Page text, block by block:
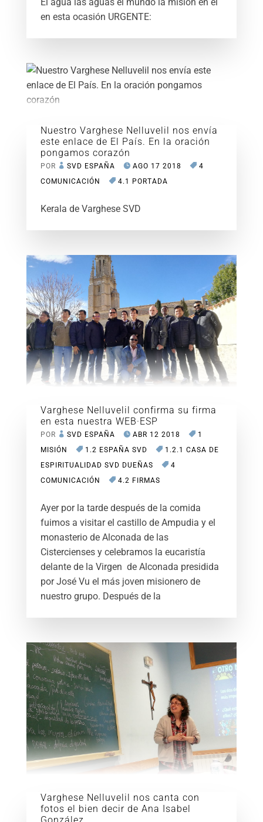
en esta ocasión URGENTE:
Nuestro Varghese Nelluvelil nos envía
este enlace de El País. En la oración
pongamos corazón
POR SVD ESPAÑA AGO 17 2018
4
COMUNICACIÓN
4.1 PORTADA
Kerala de Varghese SVD
Varghese Nelluvelil confirma su firma
en esta nuestra WEB·ESP
POR SVD ESPAÑA ABR 12 2018
1
MISIÓN
1.2 ESPAÑA SVD
1.2.1 CASA DE
ESPIRITUALIDAD SVD DUEÑAS
4
COMUNICACIÓN
4.2 FIRMAS
Ayer por la tarde después de la comida
fuimos a visitar el castillo de Ampudia y el
monasterio de Alconada de las
Cistercienses y celebramos la eucaristía
delante de la Virgen de Alconada presidida
por José Vu el más joven misionero de
nuestro grupo. Después de la
Varghese Nelluvelil nos canta con
fotos el bien decir de Ana Isabel